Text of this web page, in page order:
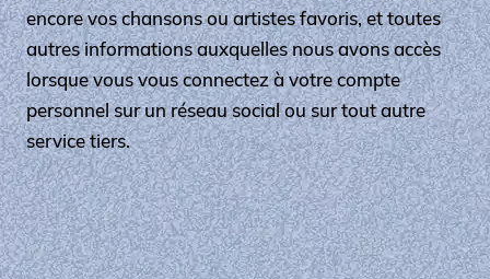
encore vos chansons ou artistes favoris, et toutes
autres informations auxquelles nous avons accès
lorsque vous vous connectez à votre compte
personnel sur un réseau social ou sur tout autre
service tiers.